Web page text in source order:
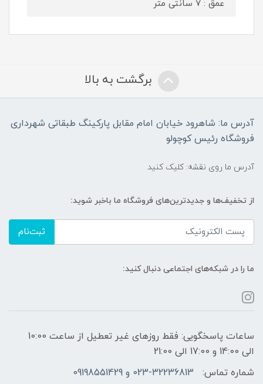
عمق : 7 سانتی متر
برگشت به بالا
آدرس ما: شاهرود خیابان امام مقابل پارکینگ طبقاتی شهرداری
فروشگاه رئیس کوچولو
آدرس ما روی نقشه: کلیک کنید
از تخفیف‌ها و جدیدترین‌های فروشگاه ما باخبر شوید:
ثبت‌نام
ما را در شبکه‌های اجتماعی دنبال کنید:
ساعات پاسخگویی: فقط روزهای غیر تعطیل از ساعت 10:00
الی 14:00 و 17:00 الی 21:00
شماره تماس:
023-32236813 و 09198551429